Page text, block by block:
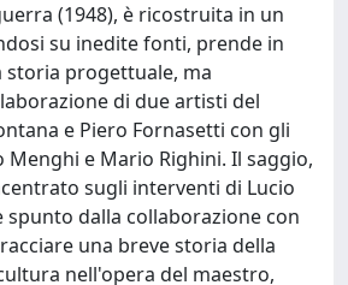
(1948), è ricostruita in un
su inedite fonti, prende in
storia progettuale, ma
di due artisti del
e Piero Fornasetti con gli
e Mario Righini. Il saggio,
sugli interventi di Lucio
spunto dalla collaborazione con
una breve storia della
nell'opera del maestro,